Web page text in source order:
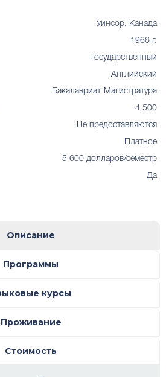
Уинсор, Канада
1966 г.
Государственный
Английский
Бакалавриат Магистратура
4 500
Не предоставляются
Платное
5 600 долларов/семестр
Да
Описание
Программы
курсы
Проживание
Стоимость